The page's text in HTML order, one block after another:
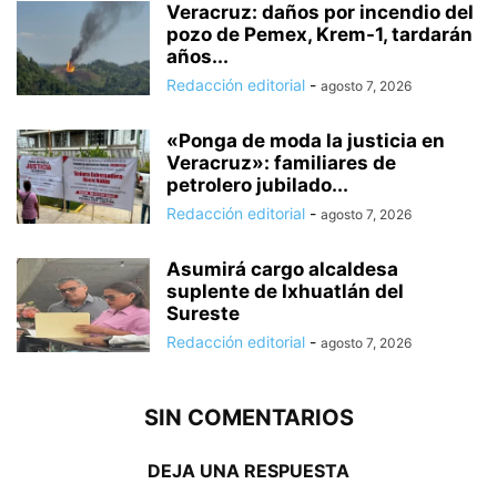
Veracruz: daños por incendio del
pozo de Pemex, Krem-1, tardarán
años...
Redacción editorial - agosto 7, 2026
«Ponga de moda la justicia en
Veracruz»: familiares de
petrolero jubilado...
Redacción editorial - agosto 7, 2026
Asumirá cargo alcaldesa
suplente de Ixhuatlán del
Sureste
Redacción editorial - agosto 7, 2026
SIN COMENTARIOS
DEJA UNA RESPUESTA